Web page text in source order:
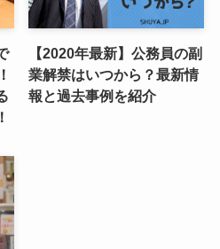
【2020年最新】公務員の副
業解禁はいつから？最新情
報と過去事例を紹介